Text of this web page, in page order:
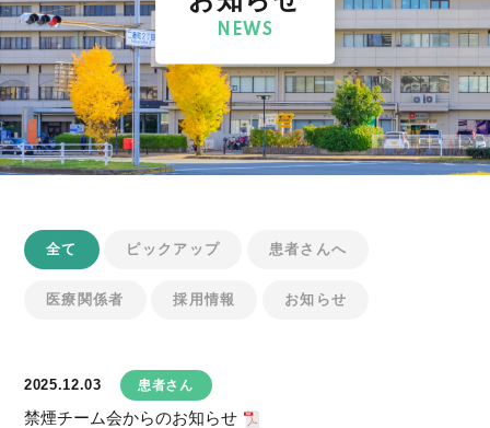
NEWS
全て ピックアップ 患者さんへ
医療関係者 採用情報 お知らせ
2025.12.03 患者さん
禁煙チーム会からのお知らせ